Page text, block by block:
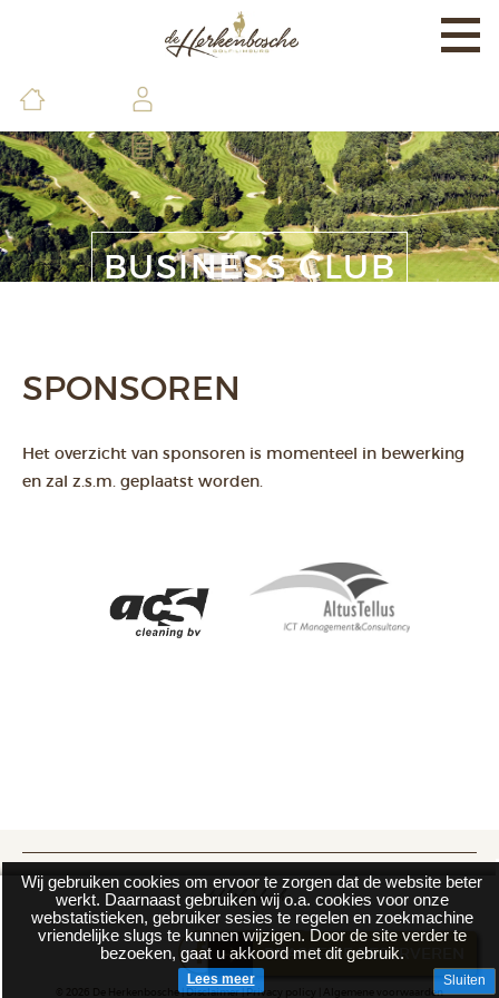
Wij gebruiken cookies om ervoor te zorgen dat de website beter
werkt. Daarnaast gebruiken wij o.a. cookies voor onze
webstatistieken, gebruiker sesies te regelen en zoekmachine
vriendelijke slugs te kunnen wijzigen. Door de site verder te
bezoeken, gaat u akkoord met dit gebruik.
Lees meer Sluiten
EXPERIENCE
BANEN & LAND
BRASSERIE & FACILITEITEN
DE GOLFSCHOOLBUSINESS CLUB
SPONSOREN
Het overzicht van sponsoren is momenteel in bewerking
en zal z.s.m. geplaatst worden.
© 2026 De Herkenbosche |Disclaimer|Privacy policy Algemene voorwaarden
BRASSERIE RESERVEREN